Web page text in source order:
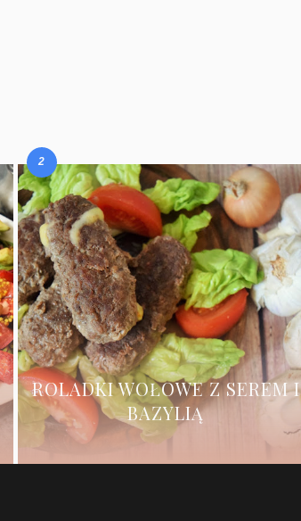
ROLADKI WOŁOWE Z SEREM I
BAZYLIĄ